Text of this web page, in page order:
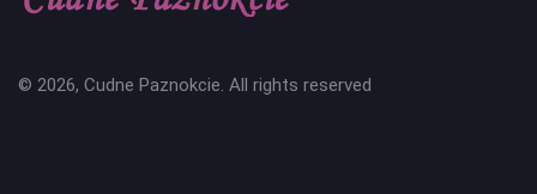
© 2026, Cudne Paznokcie. All rights reserved